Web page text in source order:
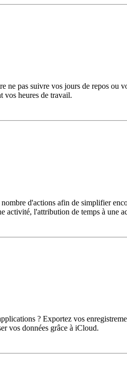
ne pas suivre vos jours de repos
vos heures de travail.
d'actions afin de simplifier
l'attribution de temps à une
? Exportez vos
vos données grâce à iCloud.